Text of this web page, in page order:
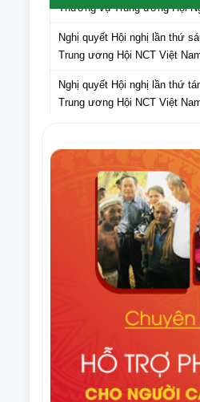
Nam gửi Hội Người cao tuổi
ý kiến cán bộ, hội viên NCT
với dự thảo Văn kiện Đại hội
Việt Nam lần thứ VII, nhiệm
Trung ương Hội NCT Việt
2021 – 2026
Trung ương Hội NCT Việt
2021 – 2026
tuyên truyền Ngày Quốc tế
hành động vì NCT Việt Nam
Điều lệ Giải Cờ tướng trung
thứ XI năm 2025
Văn bản số 296/HNCT-VP
Thường vụ Trung ương Hội
người cao tuổi chung tay ủng
Văn bản số 226/CV-HNCT
Thường vụ Trung ương Hội
lập kế hoạch thực hiện Đề
liên thế hệ tự giúp nhau đến
Thủ tướng Chính phủ Phê
Văn bản số 215/CV-HNCT/
Ban Thường vụ Trung ương
việc phối hợp tổ chức Giải
Văn bản số 187/BTV-HNCT